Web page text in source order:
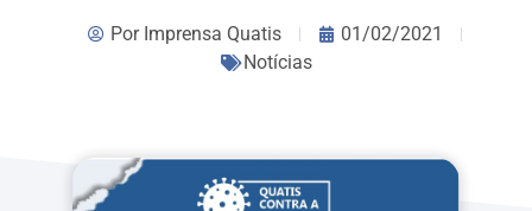
PorImprensa Quatis
01/02/2021
Notícias